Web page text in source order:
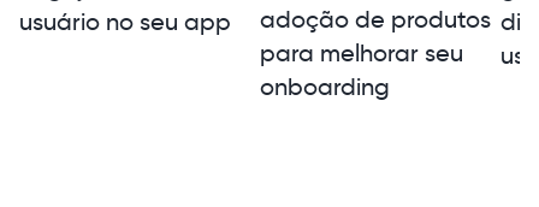
usuário no seu app
adoção de produtos
para melhorar seu
onboarding
uso